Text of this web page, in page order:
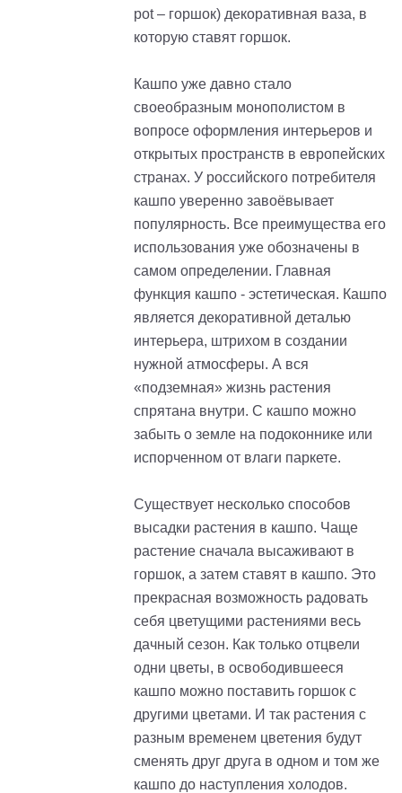
pot – горшок) декоративная ваза, в
которую ставят горшок.
Кашпо уже давно стало
своеобразным монополистом в
вопросе оформления интерьеров и
открытых пространств в европейских
странах. У российского потребителя
кашпо уверенно завоёвывает
популярность. Все преимущества его
использования уже обозначены в
самом определении. Главная
функция кашпо - эстетическая. Кашпо
является декоративной деталью
интерьера, штрихом в создании
нужной атмосферы. А вся
«подземная» жизнь растения
спрятана внутри. С кашпо можно
забыть о земле на подоконнике или
испорченном от влаги паркете.
Существует несколько способов
высадки растения в кашпо. Чаще
растение сначала высаживают в
горшок, а затем ставят в кашпо. Это
прекрасная возможность радовать
себя цветущими растениями весь
дачный сезон. Как только отцвели
одни цветы, в освободившееся
кашпо можно поставить горшок с
другими цветами. И так растения с
разным временем цветения будут
сменять друг друга в одном и том же
кашпо до наступления холодов.